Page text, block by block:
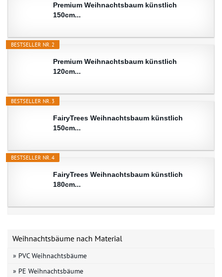
Premium Weihnachtsbaum künstlich
150cm...
BESTSELLER NR. 2
Premium Weihnachtsbaum künstlich
120cm...
BESTSELLER NR. 3
FairyTrees Weihnachtsbaum künstlich
150cm...
BESTSELLER NR. 4
FairyTrees Weihnachtsbaum künstlich
180cm...
Weihnachtsbäume nach Material
» PVC Weihnachtsbäume
» PE Weihnachtsbäume